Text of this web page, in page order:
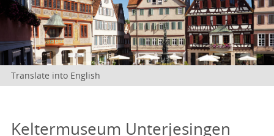
Translate into English
Keltermuseum Unterjesingen